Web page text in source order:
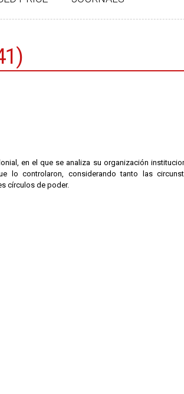
en el que se analiza su organización
lo controlaron, considerando tanto las
círculos de poder.